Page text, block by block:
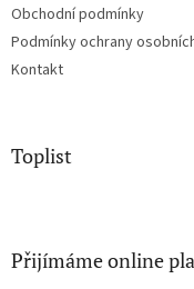
Obchodní podmínky
Podmínky ochrany
Kontakt
Toplist
Přijímáme online